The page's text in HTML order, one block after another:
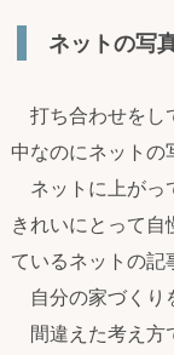
ネットの写
打ち合わせをし
中なのにネットの
ネットに上がっ
きれいにとって
ているネットの記
自分の家づくり
間違えた考え方